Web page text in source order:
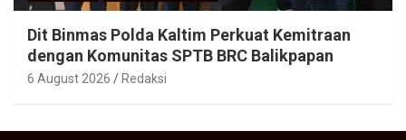
Dit Binmas Polda Kaltim Perkuat Kemitraan
dengan Komunitas SPTB BRC Balikpapan
6 August 2026 Redaksi